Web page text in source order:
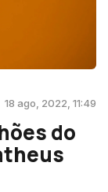
18 ago, 2022, 11:49
do